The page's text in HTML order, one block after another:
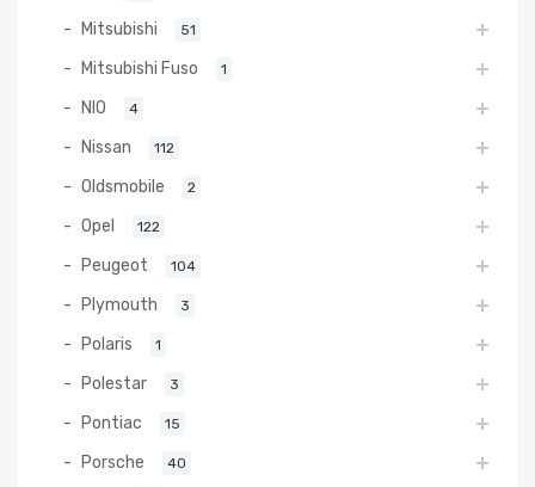
Mitsubishi 51
Mitsubishi Fuso 1
NIO 4
Nissan 112
Oldsmobile 2
Opel 122
Peugeot 104
Plymouth 3
Polaris 1
Polestar 3
Pontiac 15
Porsche 40